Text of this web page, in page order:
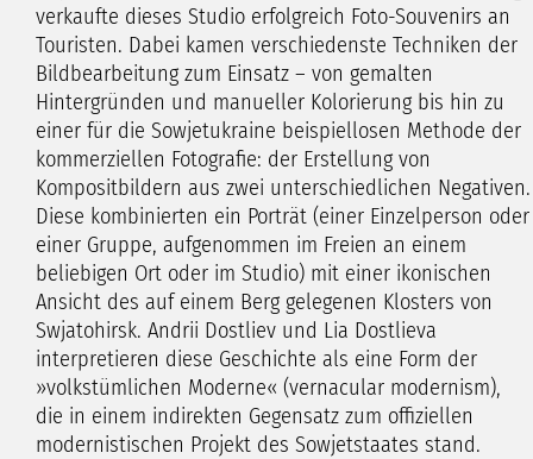
verkaufte dieses Studio erfolgreich Foto-Souvenirs an
Touristen. Dabei kamen verschiedenste Techniken der
Bildbearbeitung zum Einsatz – von gemalten
Hintergründen und manueller Kolorierung bis hin zu
einer für die Sowjetukraine beispiellosen Methode der
kommerziellen Fotografie: der Erstellung von
Kompositbildern aus zwei unterschiedlichen Negativen.
Diese kombinierten ein Porträt (einer Einzelperson oder
einer Gruppe, aufgenommen im Freien an einem
beliebigen Ort oder im Studio) mit einer ikonischen
Ansicht des auf einem Berg gelegenen Klosters von
Swjatohirsk. Andrii Dostliev und Lia Dostlieva
interpretieren diese Geschichte als eine Form der
»volkstümlichen Moderne« (vernacular modernism),
die in einem indirekten Gegensatz zum offiziellen
modernistischen Projekt des Sowjetstaates stand.